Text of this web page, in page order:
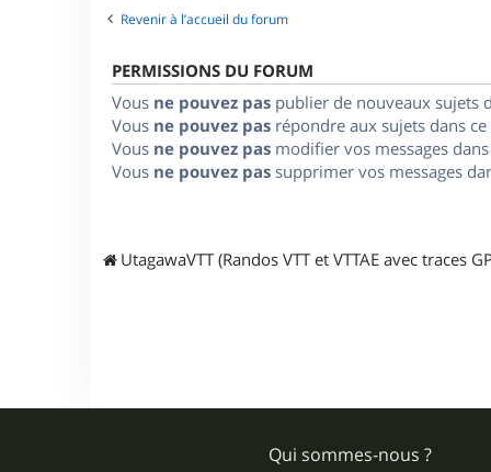
Revenir à l’accueil du forum
PERMISSIONS DU FORUM
Vous ne pouvez pas publier de nouveaux sujets
Vous ne pouvez pas répondre aux sujets dans
Vous ne pouvez pas modifier vos messages
Vous ne pouvez pas supprimer vos messages
UtagawaVTT (Randos VTT et VTTAE avec traces
Qui sommes-nous ?